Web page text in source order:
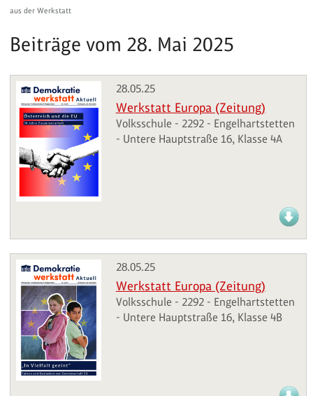
aus der Werkstatt
Beiträge vom 28. Mai 2025
28.05.25
Werkstatt Europa (Zeitung)
Volksschule - 2292 - Engelhartstetten
- Untere Hauptstraße 16, Klasse 4A
28.05.25
Werkstatt Europa (Zeitung)
Volksschule - 2292 - Engelhartstetten
- Untere Hauptstraße 16, Klasse 4B